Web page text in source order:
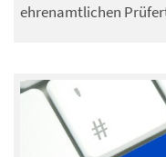
ehrenamtlichen